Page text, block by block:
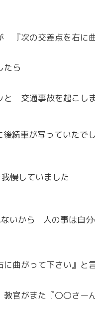
次の交差点を右に
たら
と 交通事故を起こし
後続車が写っていたで
慢していました
ないから 人の事は自
曲がって下さい』と
官がまた『〇〇さー